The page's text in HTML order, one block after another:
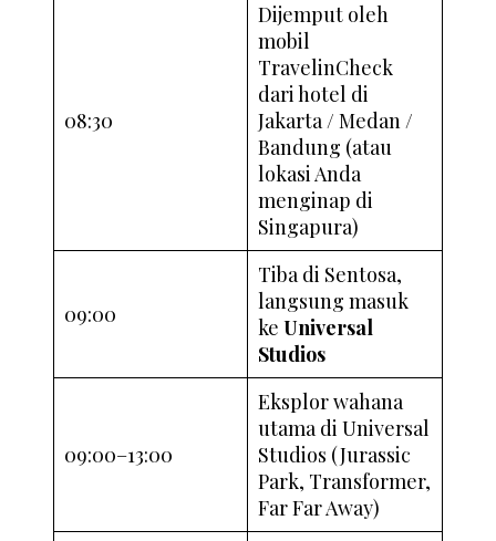
08:30
Dijemput oleh
mobil
TravelinCheck
dari hotel di
Jakarta / Medan /
Bandung (atau
lokasi Anda
menginap di
Singapura)
09:00
Tiba di Sentosa,
langsung masuk
ke Universal
Studios
09:00–13:00
Eksplor wahana
utama di Universal
Studios (Jurassic
Park, Transformer,
Far Far Away)